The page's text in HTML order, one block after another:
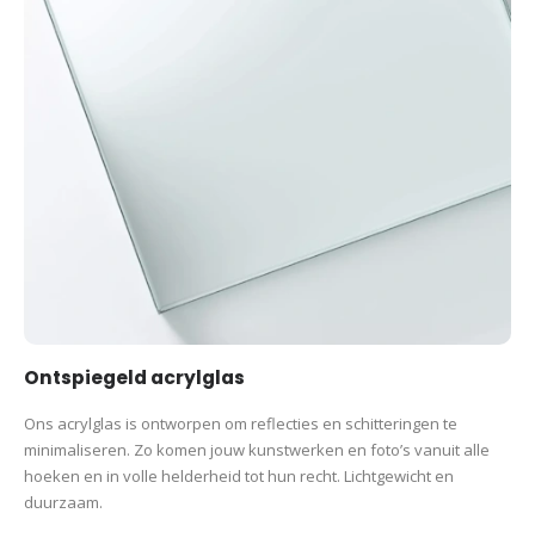
Ontspiegeld acrylglas
Ons acrylglas is ontworpen om reflecties en schitteringen te
minimaliseren. Zo komen jouw kunstwerken en foto’s vanuit alle
hoeken en in volle helderheid tot hun recht. Lichtgewicht en
duurzaam.